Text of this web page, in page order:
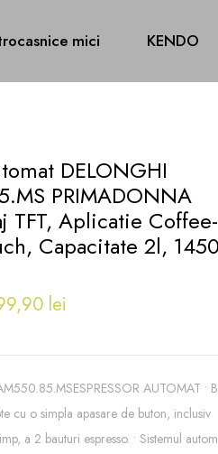
mici KENDO
DELONGHI
PRIMADONNA
TFT, Aplicatie Coffee-
Capacitate 2l, 1450
lei
AUTOMAT •
cu o simpla apasare de buton, inclusiv
a 2 bauturi espresso. • Sistemul